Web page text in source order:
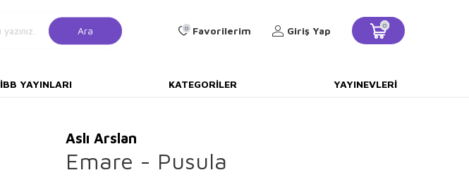
Ara 0 Favorilerim Giriş Yap 0
İBB YAYINLARI KATEGORILER YAYINEVLERI
Aslı Arslan
Emare - Pusula